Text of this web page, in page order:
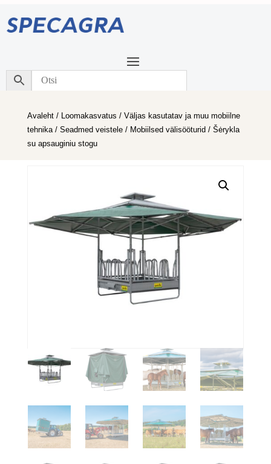
Avaleht/ Loomakasvatus / Väljas kasutatav ja muu mobiilne
tehnika/ Seadmed veistele/ Mobiilsed välisööturid / Šėrykla
su apsauginiu stogu